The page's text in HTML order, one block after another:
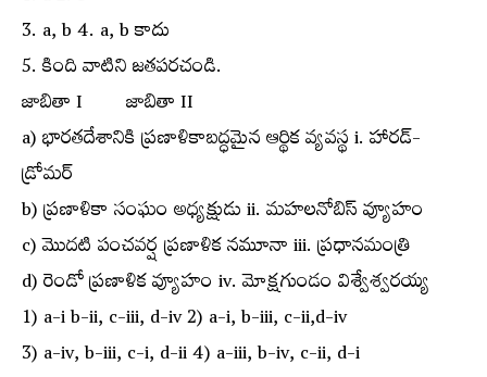
3. a, b 4. a, b కాదు
5. కింది వాటిని జతపరచండి.
జాబితా I జాబితా II
a) భారతదేశానికి ప్రణాళికాబద్ధమైన ఆర్థిక వ్యవస్థ i. హారడ్‌-
డ్రోమర్‌
b) ప్రణాళికా సంఘం అధ్యక్షుడు ii. మహలనోబిస్‌ వ్యూహం
c) మొదటి పంచవర్ష ప్రణాళిక నమూనా iii. ప్రధానమంత్రి
d) రెండో ప్రణాళిక వ్యూహం iv. మోక్షగుండం విశ్వేశ్వరయ్య
1) a-i b-ii, c-iii, d-iv 2) a-i, b-iii, c-ii,d-iv
3) a-iv, b-iii, c-i, d-ii 4) a-iii, b-iv, c-ii, d-i